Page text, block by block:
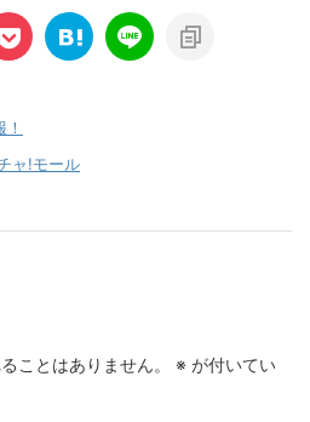
ャ!モール
ことはありません。 ※ が付いてい